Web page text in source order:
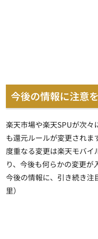
今後の情報に注意を
楽天市場や楽天SPUが次々
も還元ルールが変更されま
度重なる変更は楽天モバイ
り、今後も何らかの変更が
今後の情報に、引き続き注
里）